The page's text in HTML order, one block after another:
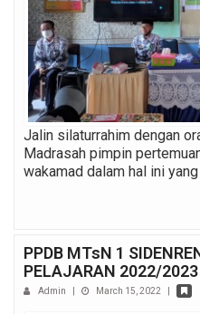
Jalin silaturrahim dengan
Madrasah pimpin
wakamad dalam hal ini
PPDB MTsN 1
PELAJARAN 2022/2023
Admin March 15, 2022